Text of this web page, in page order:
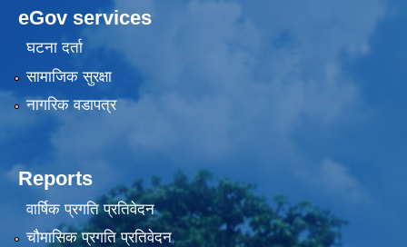
eGov services
घटना दर्ता
सामाजिक सुरक्षा
नागरिक वडापत्र
Reports
वार्षिक प्रगति प्रतिवेदन
चौमासिक प्रगति प्रतिवेदन